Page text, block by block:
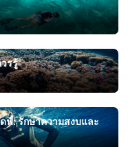
รรู้
ฟ์: รักษาความสงบและ